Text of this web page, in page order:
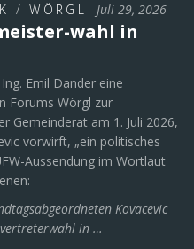
/WÖRGL Juli 29, 2026
wahl in
Emil Dander eine
Forums Wörgl zur
Gemeinderat am 1. Juli 2026,
vorwirft, „ein politisches
Aussendung im Wortlaut
Kovacevic
in …